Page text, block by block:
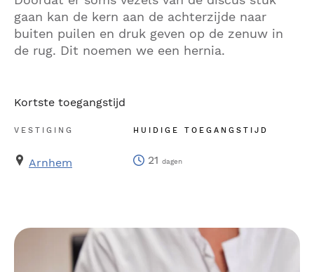
gaan kan de kern aan de achterzijde naar
buiten puilen en druk geven op de zenuw in
de rug. Dit noemen we een hernia.
Kortste toegangstijd
VESTIGING HUIDIGE TOEGANGSTIJD
Arnhem 21 dagen